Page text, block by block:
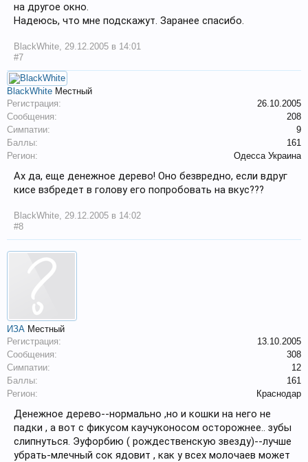
на другое окно.
Надеюсь, что мне подскажут. Заранее спасибо.
BlackWhite, 29.12.2005 в 14:01
#7
BlackWhite Местный
Регистрация:
26.10.2005
Сообщения:
208
Симпатии:
9
Баллы:
161
Регион:
Одесса Украина
Ах да, еще денежное дерево! Оно безвредно, если вдруг
кисе взбредет в голову его попробовать на вкус???
BlackWhite, 29.12.2005 в 14:02
#8
ИЗА Местный
Регистрация:
13.10.2005
Сообщения:
308
Симпатии:
12
Баллы:
161
Регион:
Краснодар
Денежное дерево--нормально ,но и кошки на него не
падки , а вот с фикусом каучуконосом осторожнее.. зубы
слипнуться. Эуфорбию ( рождественскую звезду)--лучше
убрать-млечный сок ядовит , как у всех молочаев может